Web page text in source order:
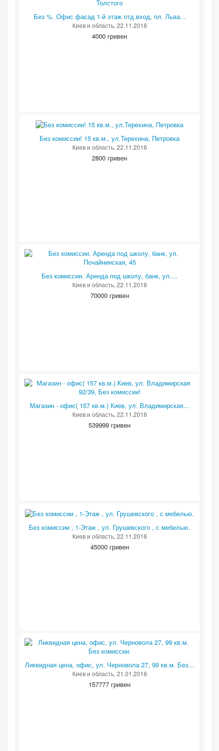
Без %. Офис фасад 1-й этаж отд.вход, пл. Льва...
Киев и область, 22.11.2016
4000 гривен
Без комиссии! 15 кв.м., ул.Терехина, Петровка
Киев и область, 22.11.2016
2800 гривен
Без комиссии. Аренда под школу, банк, ул....
Киев и область, 22.11.2016
70000 гривен
Магазин - офис( 157 кв.м.) Киев, ул. Владимирская...
Киев и область, 22.11.2016
539999 гривен
Без комиссии , 1-Этаж , ул. Грушевского , с мебелью.
Киев и область, 22.11.2016
45000 гривен
Ликвидная цена, офис, ул. Черновола 27, 99 кв.м. Без...
Киев и область, 21.01.2016
157777 гривен